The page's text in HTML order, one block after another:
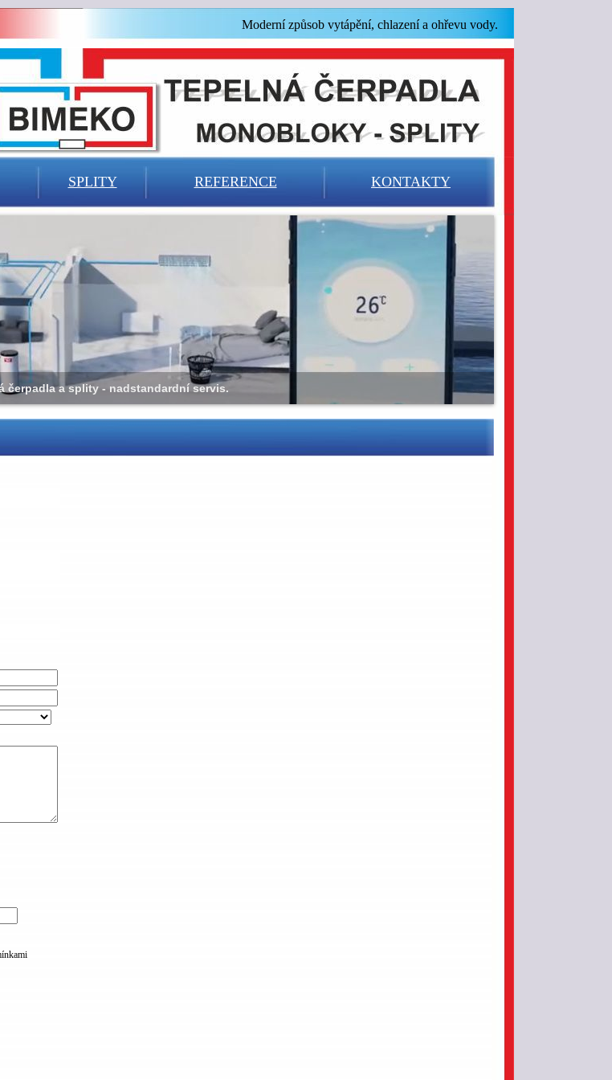
Moderní způsob vytápění, chlazení a ohřevu vody.
SPLITY REFERENCE KONTAKTY
čerpadla a splity - nadstandardní servis.